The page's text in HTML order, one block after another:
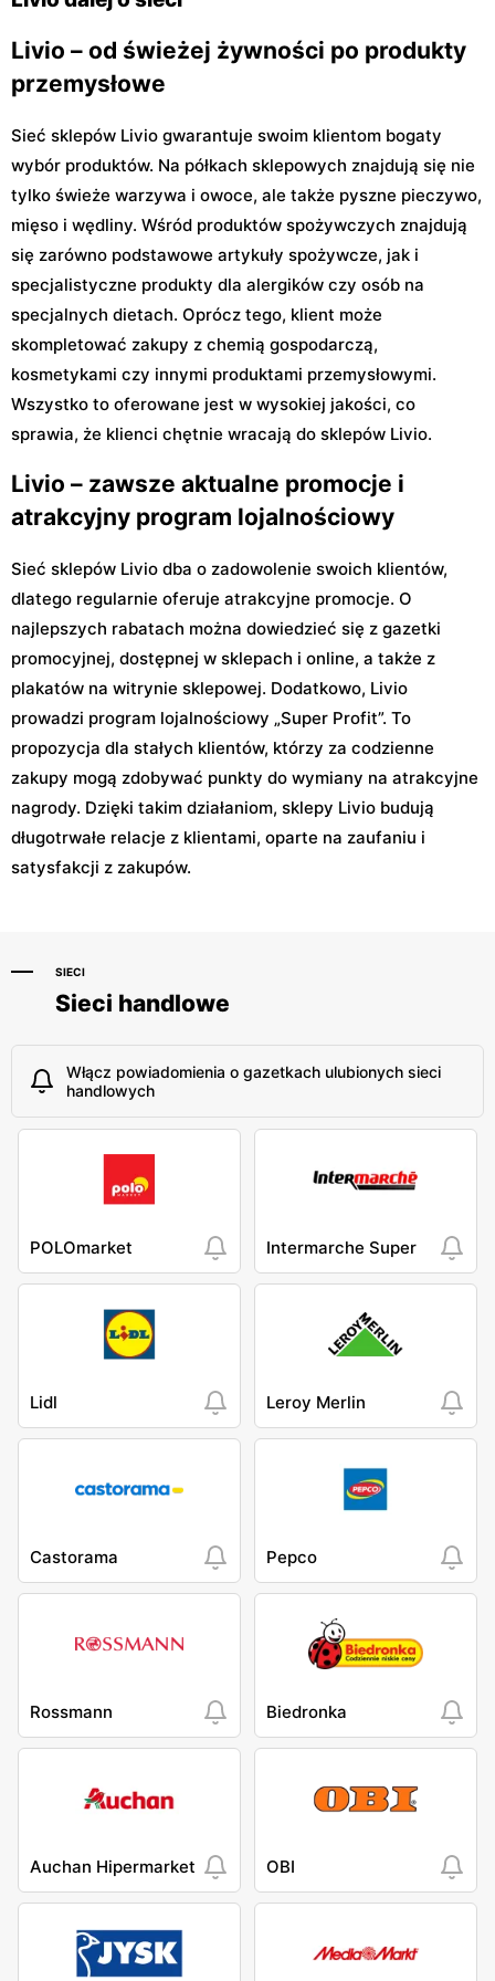
Livio – od świeżej żywności po produkty
przemysłowe
Sieć sklepów Livio gwarantuje swoim klientom bogaty
wybór produktów. Na półkach sklepowych znajdują się nie
tylko świeże warzywa i owoce, ale także pyszne pieczywo,
mięso i wędliny. Wśród produktów spożywczych znajdują
się zarówno podstawowe artykuły spożywcze, jak i
specjalistyczne produkty dla alergików czy osób na
specjalnych dietach. Oprócz tego, klient może
skompletować zakupy z chemią gospodarczą,
kosmetykami czy innymi produktami przemysłowymi.
Wszystko to oferowane jest w wysokiej jakości, co
sprawia, że klienci chętnie wracają do sklepów Livio.
Livio – zawsze aktualne promocje i
atrakcyjny program lojalnościowy
Sieć sklepów Livio dba o zadowolenie swoich klientów,
dlatego regularnie oferuje atrakcyjne promocje. O
najlepszych rabatach można dowiedzieć się z gazetki
promocyjnej, dostępnej w sklepach i online, a także z
plakatów na witrynie sklepowej. Dodatkowo, Livio
prowadzi program lojalnościowy „Super Profit”. To
propozycja dla stałych klientów, którzy za codzienne
zakupy mogą zdobywać punkty do wymiany na atrakcyjne
nagrody. Dzięki takim działaniom, sklepy Livio budują
długotrwałe relacje z klientami, oparte na zaufaniu i
satysfakcji z zakupów.
SIECI
Sieci handlowe
Włącz powiadomienia o gazetkach ulubionych sieci
handlowych
POLOmarket Intermarche Super
Lidl Leroy Merlin
Castorama Pepco
Rossmann Biedronka
Auchan Hipermarket OBI